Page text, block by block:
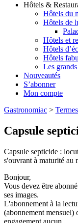
Hôtels &
Hôtels du
Hôtels de
Hôtels et
Hôtels
Hôtels
Les
Nouveautés
S’abonner
Mon compte
Gastronomiac >
Capsule
Capsule septicide :
s'ouvrant à maturité au
Bonjour,
Vous devez être
ses images.
L'abonnement à la
(abonnement mensuel)
engagement aucun.